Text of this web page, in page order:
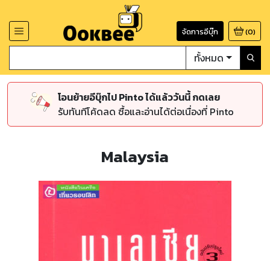
จัดการอีบุ๊ก (0)
ทั้งหมด
โอนย้ายอีบุ๊กไป Pinto ได้แล้ววันนี้ กดเลย
รับทันทีโค้ดลด ซื้อและอ่านได้ต่อเนื่องที่ Pinto
Malaysia